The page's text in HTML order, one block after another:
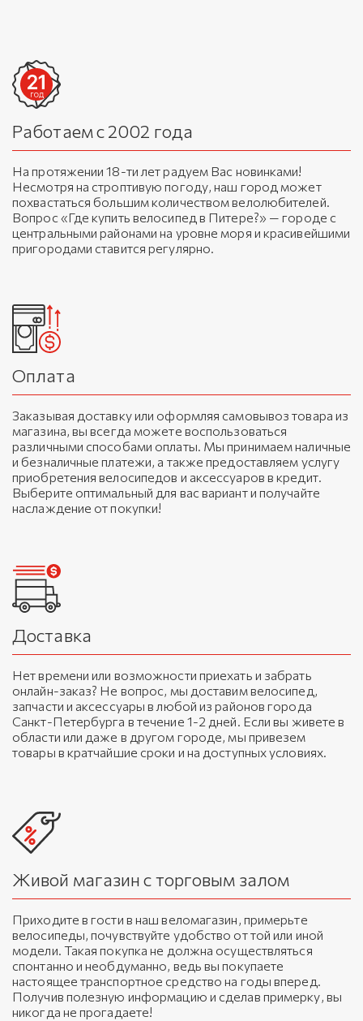
Работаем с 2002 года
На протяжении 18-ти лет радуем Вас новинками!
Несмотря на строптивую погоду, наш город может
похвастаться большим количеством велолюбителей.
Вопрос «Где купить велосипед в Питере?» — городе с
центральными районами на уровне моря и красивейшими
пригородами ставится регулярно.
Оплата
Заказывая доставку или оформляя самовывоз товара из
магазина, вы всегда можете воспользоваться
различными способами оплаты. Мы принимаем наличные
и безналичные платежи, а также предоставляем услугу
приобретения велосипедов и аксессуаров в кредит.
Выберите оптимальный для вас вариант и получайте
наслаждение от покупки!
Доставка
Нет времени или возможности приехать и забрать
онлайн-заказ? Не вопрос, мы доставим велосипед,
запчасти и аксессуары в любой из районов города
Санкт-Петербурга в течение 1-2 дней. Если вы живете в
области или даже в другом городе, мы привезем
товары в кратчайшие сроки и на доступных условиях.
Живой магазин с торговым залом
Приходите в гости в наш веломагазин, примерьте
велосипеды, почувствуйте удобство от той или иной
модели. Такая покупка не должна осуществляться
спонтанно и необдуманно, ведь вы покупаете
настоящее транспортное средство на годы вперед.
Получив полезную информацию и сделав примерку, вы
никогда не прогадаете!